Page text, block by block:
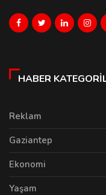
HABER
Reklam
Gaziantep
Ekonomi
Yaşam